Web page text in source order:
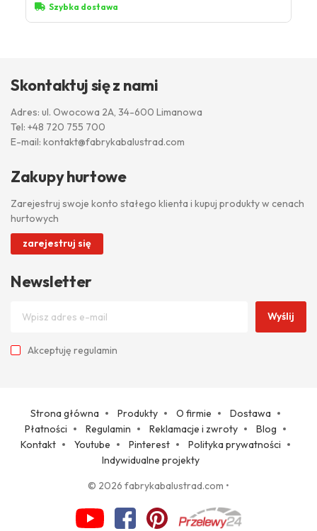
Szybka dostawa
Skontaktuj się z nami
Adres: ul. Owocowa 2A, 34-600 Limanowa
Tel: +48 720 755 700
E-mail: kontakt@fabrykabalustrad.com
Zakupy hurtowe
Zarejestruj swoje konto stałego klienta i kupuj produkty w cenach
hurtowych
zarejestruj się
Newsletter
Wyślij
Akceptuję regulamin
Strona główna Produkty O firmie
Dostawa
Płatności
Regulamin Reklamacje i zwroty
Blog
Kontakt
Youtube Pinterest
Polityka prywatności
Indywidualne projekty
© 2026 fabrykabalustrad.com •